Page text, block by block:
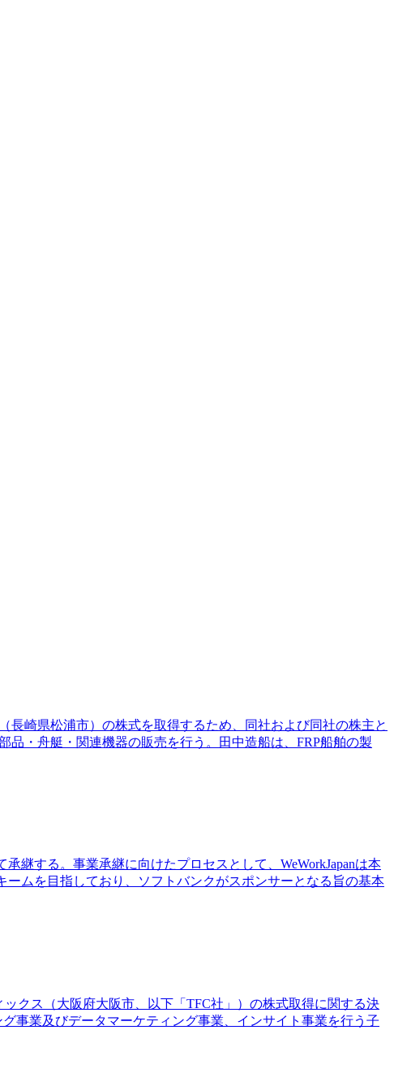
崎県松浦市）の株式を取得するため、同社および同社の株主と
・舟艇・関連機器の販売を行う。田中造船は、FRP船舶の製
継する。事業承継に向けたプロセスとして、WeWorkJapanは本
ームを目指しており、ソフトバンクがスポンサーとなる旨の基本
クス（大阪府大阪市、以下「TFC社」）の株式取得に関する決
事業及びデータマーケティング事業、インサイト事業を行う子